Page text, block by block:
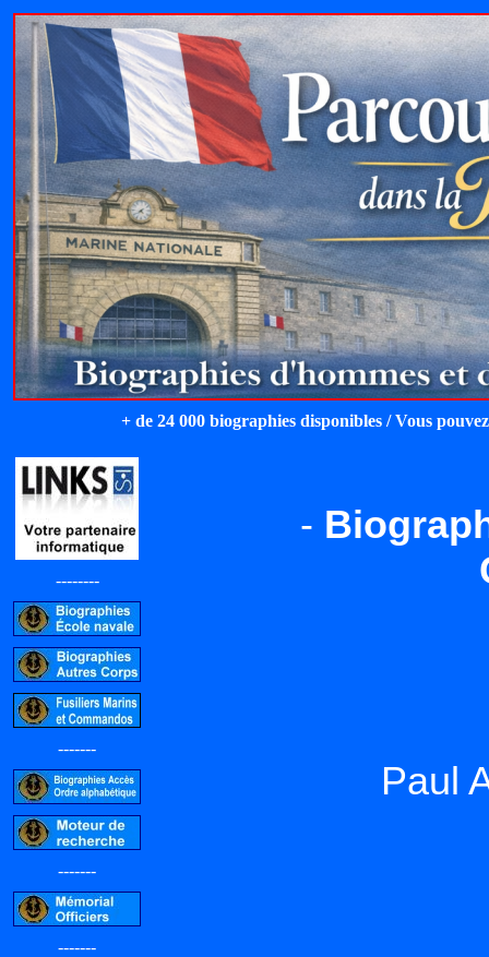
+ de 24 000 biographies disponibles / Vous
--------
-------
-------
-------
-
Paul